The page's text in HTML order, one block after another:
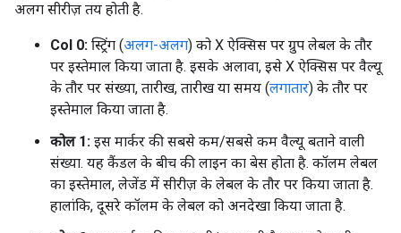
अलग सीरीज़ तय होती है.
Col 0: स्ट्रिंग (अलग-अलग) को X ऐक्सिस पर ग्रुप लेबल के तौर
पर इस्तेमाल किया जाता है. इसके अलावा, इसे X ऐक्सिस पर वैल्यू
के तौर पर संख्या, तारीख, तारीख या समय (लगातार) के तौर पर
इस्तेमाल किया जाता है.
कोल 1: इस मार्कर की सबसे कम/सबसे कम वैल्यू बताने वाली
संख्या. यह कैंडल के बीच की लाइन का बेस होता है. कॉलम लेबल
का इस्तेमाल, लेजेंड में सीरीज़ के लेबल के तौर पर किया जाता है.
हालांकि, दूसरे कॉलम के लेबल को अनदेखा किया जाता है.